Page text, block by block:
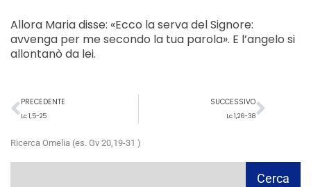
Allora Maria disse: «Ecco la serva del Signore:
avvenga per me secondo la tua parola». E l’angelo si
allontanò da lei.
Precedente
PRECEDENTE
Lc 1,5-25
SUCCESSIVO
Lc 1,26-38
Ricerca Omelia (es. Gv 20,19-31 )
Cerca